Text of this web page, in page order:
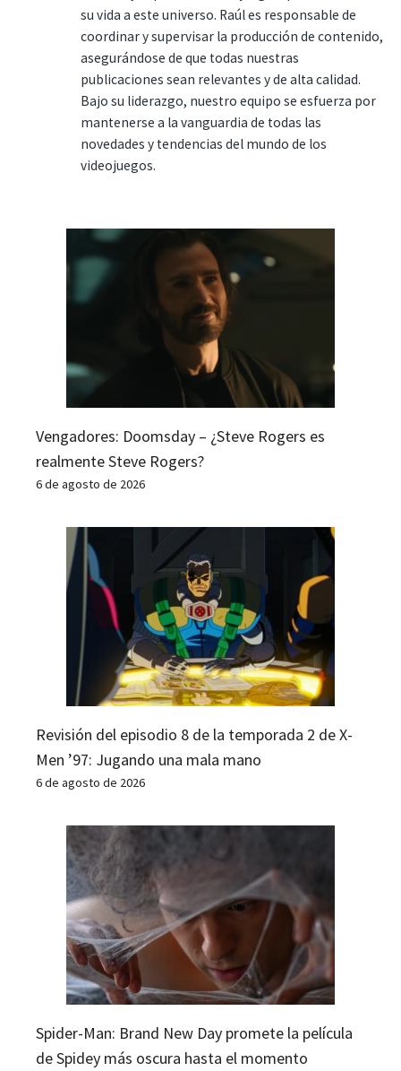
su vida a este universo. Raúl es responsable de
coordinar y supervisar la producción de contenido,
asegurándose de que todas nuestras
publicaciones sean relevantes y de alta calidad.
Bajo su liderazgo, nuestro equipo se esfuerza por
mantenerse a la vanguardia de todas las
novedades y tendencias del mundo de los
videojuegos.
Vengadores: Doomsday – ¿Steve Rogers es
realmente Steve Rogers?
6 de agosto de 2026
Revisión del episodio 8 de la temporada 2 de X-
Men ’97: Jugando una mala mano
6 de agosto de 2026
Spider-Man: Brand New Day promete la película
de Spidey más oscura hasta el momento